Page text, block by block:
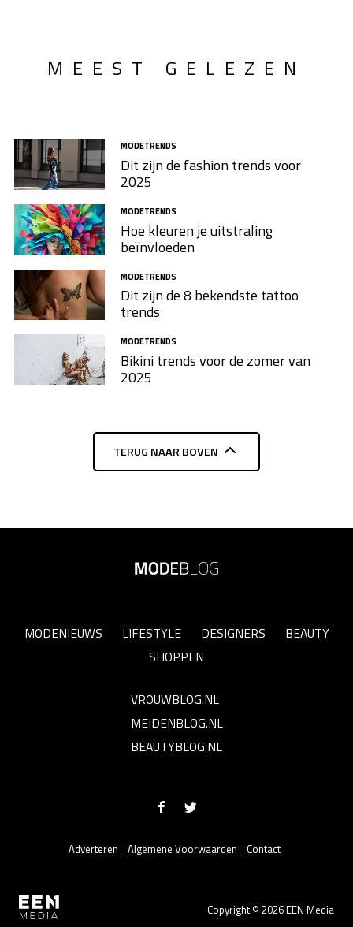
MEEST GELEZEN
MODETRENDS
Dit zijn de fashion trends voor
2025
MODETRENDS
Hoe kleuren je uitstraling
beïnvloeden
MODETRENDS
Dit zijn de 8 bekendste tattoo
trends
MODETRENDS
Bikini trends voor de zomer van
2025
TERUG NAAR BOVEN
MODENIEUWS LIFESTYLE DESIGNERS
BEAUTY
SHOPPEN
VROUWBLOG.NL
MEIDENBLOG.NL
BEAUTYBLOG.NL
Copyright © 2026 EEN Media
Adverteren Algemene Voorwaarden Contact